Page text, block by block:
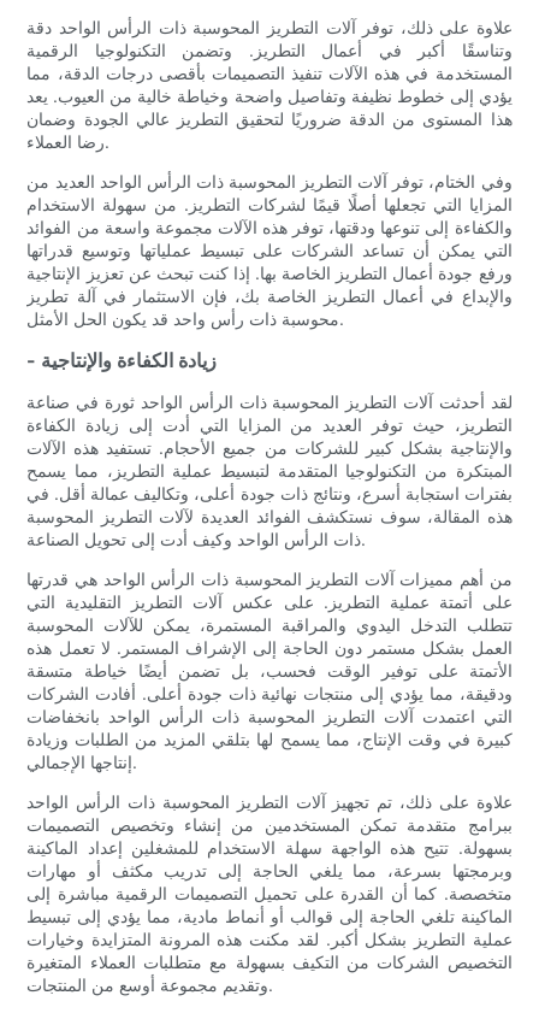
علاوة على ذلك، توفر آلات التطريز المحوسبة ذات الرأس الواحد دقة
وتناسقًا أكبر في أعمال التطريز. وتضمن التكنولوجيا الرقمية
المستخدمة في هذه الآلات تنفيذ التصميمات بأقصى درجات الدقة، مما
يؤدي إلى خطوط نظيفة وتفاصيل واضحة وخياطة خالية من العيوب. يعد
هذا المستوى من الدقة ضروريًا لتحقيق التطريز عالي الجودة وضمان
رضا العملاء.
وفي الختام، توفر آلات التطريز المحوسبة ذات الرأس الواحد العديد من
المزايا التي تجعلها أصلًا قيمًا لشركات التطريز. من سهولة الاستخدام
والكفاءة إلى تنوعها ودقتها، توفر هذه الآلات مجموعة واسعة من الفوائد
التي يمكن أن تساعد الشركات على تبسيط عملياتها وتوسيع قدراتها
ورفع جودة أعمال التطريز الخاصة بها. إذا كنت تبحث عن تعزيز الإنتاجية
والإبداع في أعمال التطريز الخاصة بك، فإن الاستثمار في آلة تطريز
محوسبة ذات رأس واحد قد يكون الحل الأمثل.
- زيادة الكفاءة والإنتاجية
لقد أحدثت آلات التطريز المحوسبة ذات الرأس الواحد ثورة في صناعة
التطريز، حيث توفر العديد من المزايا التي أدت إلى زيادة الكفاءة
والإنتاجية بشكل كبير للشركات من جميع الأحجام. تستفيد هذه الآلات
المبتكرة من التكنولوجيا المتقدمة لتبسيط عملية التطريز، مما يسمح
بفترات استجابة أسرع، ونتائج ذات جودة أعلى، وتكاليف عمالة أقل. في
هذه المقالة، سوف نستكشف الفوائد العديدة لآلات التطريز المحوسبة
ذات الرأس الواحد وكيف أدت إلى تحويل الصناعة.
من أهم مميزات آلات التطريز المحوسبة ذات الرأس الواحد هي قدرتها
على أتمتة عملية التطريز. على عكس آلات التطريز التقليدية التي
تتطلب التدخل اليدوي والمراقبة المستمرة، يمكن للآلات المحوسبة
العمل بشكل مستمر دون الحاجة إلى الإشراف المستمر. لا تعمل هذه
الأتمتة على توفير الوقت فحسب، بل تضمن أيضًا خياطة متسقة
ودقيقة، مما يؤدي إلى منتجات نهائية ذات جودة أعلى. أفادت الشركات
التي اعتمدت آلات التطريز المحوسبة ذات الرأس الواحد بانخفاضات
كبيرة في وقت الإنتاج، مما يسمح لها بتلقي المزيد من الطلبات وزيادة
إنتاجها الإجمالي.
علاوة على ذلك، تم تجهيز آلات التطريز المحوسبة ذات الرأس الواحد
ببرامج متقدمة تمكن المستخدمين من إنشاء وتخصيص التصميمات
بسهولة. تتيح هذه الواجهة سهلة الاستخدام للمشغلين إعداد الماكينة
وبرمجتها بسرعة، مما يلغي الحاجة إلى تدريب مكثف أو مهارات
متخصصة. كما أن القدرة على تحميل التصميمات الرقمية مباشرة إلى
الماكينة تلغي الحاجة إلى قوالب أو أنماط مادية، مما يؤدي إلى تبسيط
عملية التطريز بشكل أكبر. لقد مكنت هذه المرونة المتزايدة وخيارات
التخصيص الشركات من التكيف بسهولة مع متطلبات العملاء المتغيرة
وتقديم مجموعة أوسع من المنتجات.